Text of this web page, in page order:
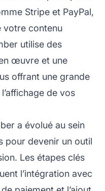
Stripe et PayPal,
votre contenu
utilise des
œuvre et une
offrant une grande
de vos
a évolué au sein
pour devenir un outil
Les étapes clés
l’intégration avec